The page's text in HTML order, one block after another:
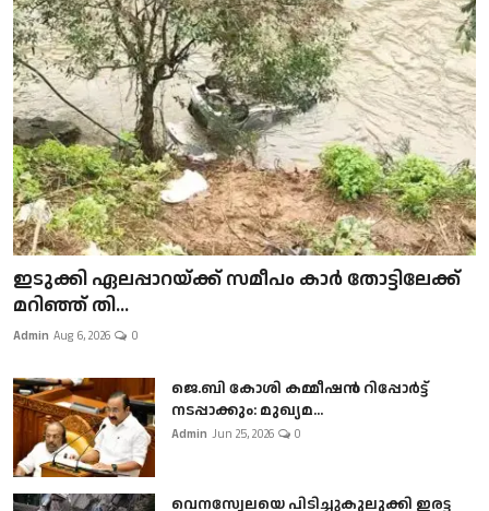
ഇടുക്കി ഏലപ്പാറയ്ക്ക് സമീപം കാർ തോട്ടിലേക്ക്
മറിഞ്ഞ് തി...
Admin Aug 6, 2026 0
ജെ.ബി കോശി കമ്മീഷൻ റിപ്പോർട്ട്
നടപ്പാക്കും: മുഖ്യമ...
Admin Jun 25, 2026 0
വെനസ്വേലയെ പിടിച്ചുകുലുക്കി ഇരട്ട